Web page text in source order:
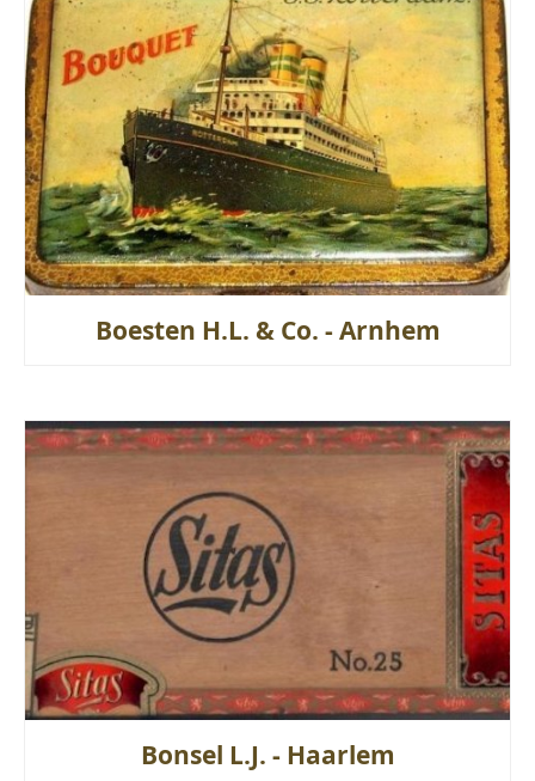
Boesten H.L. & Co. - Arnhem
Bonsel L.J. - Haarlem